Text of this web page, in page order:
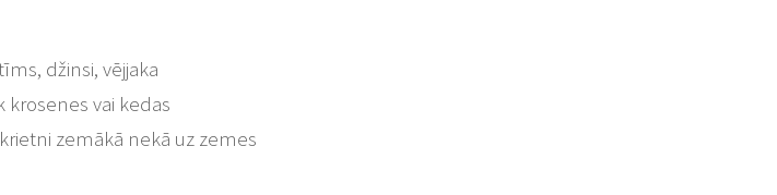
džinsi, vējjaka
krosenes vai kedas
zemākā nekā uz zemes